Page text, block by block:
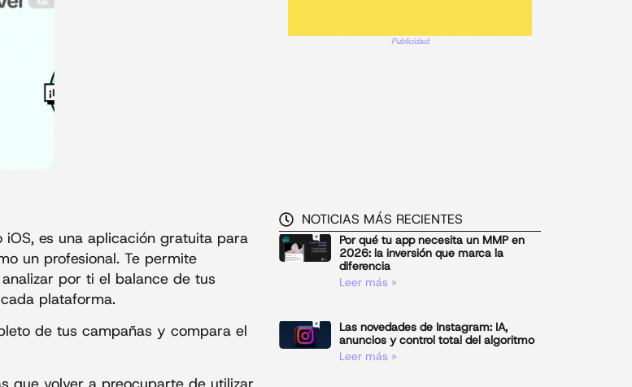
es una aplicación gratuita para
un profesional. Te permite
por ti el balance de tus
plataforma.
de tus campañas y compara el
Publicidad
NOTICIAS MÁS RECIENTES
Por qué tu app necesita un MMP en
2026: la inversión que marca la
diferencia
Leer más »
Las novedades de Instagram: IA,
anuncios y control total del algoritmo
Leer más »